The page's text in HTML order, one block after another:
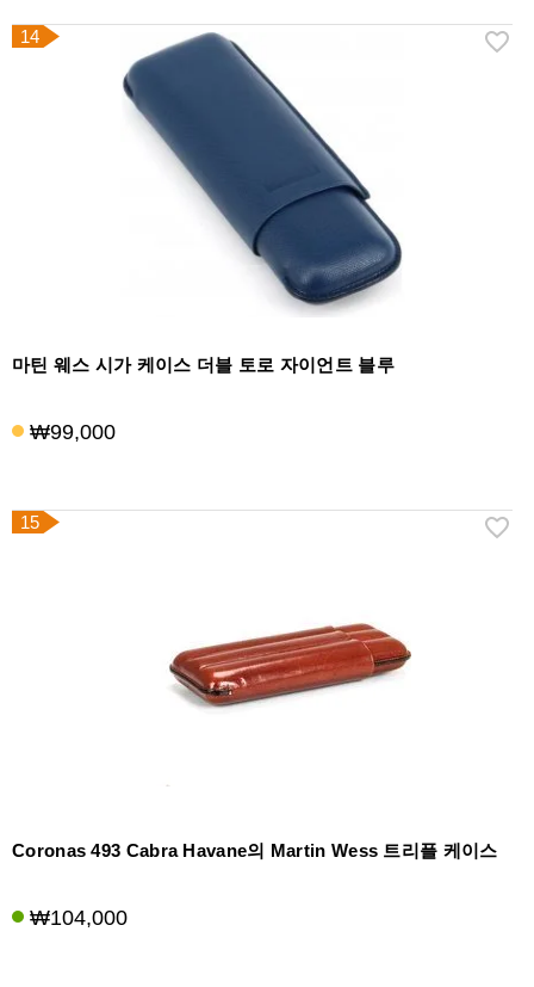
14
마틴 웨스 시가 케이스 더블 토로 자이언트 블루
₩99,000
15
Coronas 493 Cabra Havane의 Martin Wess 트리플 케이스
₩104,000